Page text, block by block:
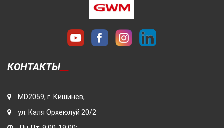
КОНТАКТЫ
MD2059, г. Кишинев,
ул. Каля Орхеюлуй 20/2